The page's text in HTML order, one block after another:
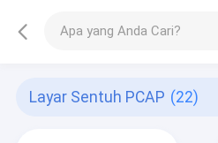
Layar Sentuh PCAP (22)